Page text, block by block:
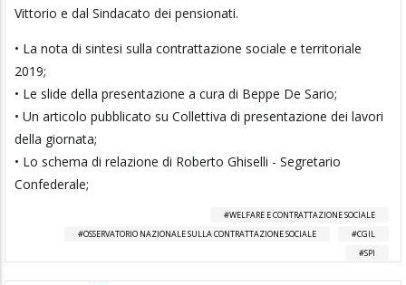
Vittorio e dal Sindacato dei pensionati.
• La nota di sintesi sulla contrattazione sociale e territoriale
2019;
• Le slide della presentazione a cura di Beppe De Sario;
• Un articolo pubblicato su Collettiva di presentazione dei lavori
della giornata;
• Lo schema di relazione di Roberto Ghiselli - Segretario
Confederale;
WELFARE E CONTRATTAZIONE SOCIALE
OSSERVATORIO NAZIONALE SULLA CONTRATTAZIONE SOCIALE
CGIL
SPI